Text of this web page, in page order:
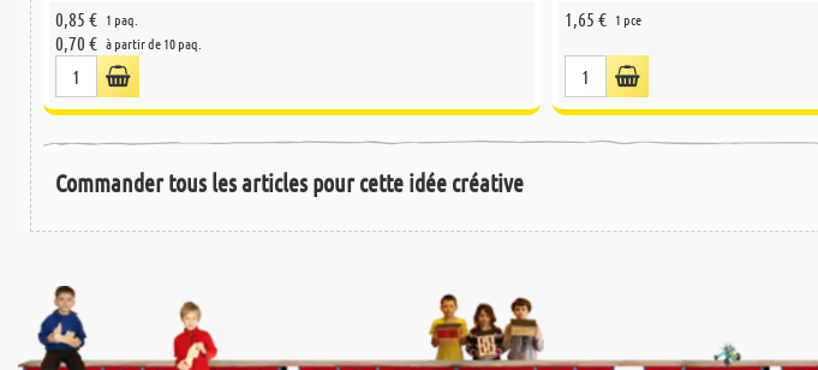
0,85 € 1 paq.
0,70 € à partir de 10 paq.
1,65 € 1 pce
Commander tous les articles pour cette idée créative